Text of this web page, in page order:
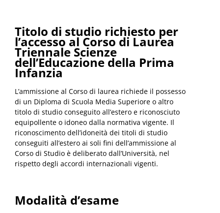
Titolo di studio richiesto per
l’accessoal Corso di Laurea
Triennale Scienze
dell’Educazione della Prima
Infanzia
L’ammissione al Corso di laurea richiede il possesso
di un Diploma di Scuola Media Superiore o altro
titolo di studio conseguito all’estero e riconosciuto
equipollente o idoneo dalla normativa vigente. Il
riconoscimento dell’idoneità dei titoli di studio
conseguiti all’estero ai soli fini dell’ammissione al
Corso di Studio è deliberato dall’Università, nel
rispetto degli accordi internazionali vigenti.
Modalità d’esame